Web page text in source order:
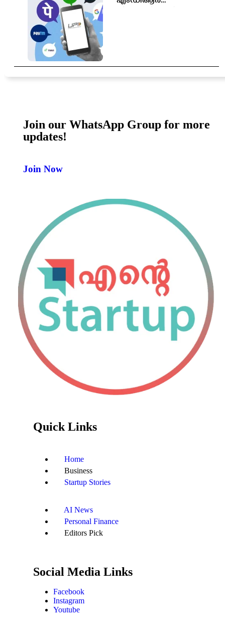
Join our WhatsApp Group for more
updates!
Join Now
Quick Links
Home
Business
Startup Stories
AI News
Personal Finance
Editors Pick
Social Media Links
Facebook
Instagram
Youtube